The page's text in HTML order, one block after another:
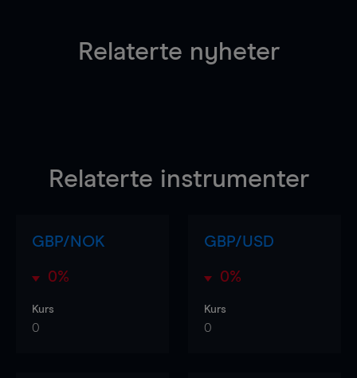
Relaterte nyheter
Relaterte instrumenter
GBP/NOK
0%
Kurs
0
GBP/USD
0%
Kurs
0